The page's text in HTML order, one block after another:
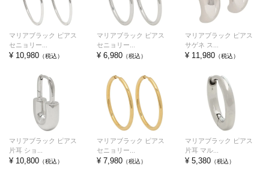
マリアブラック ピアス
セニョリー...
¥ 10,980 （税込）
マリアブラック ピアス
セニョリー...
¥ 6,980 （税込）
マリアブラック ピアス
サゲネ ス...
¥ 11,980（税込）
マリアブラック ピアス
片耳 ショ...
¥ 10,800 （税込）
マリアブラック ピアス
セニョリー...
¥ 7,980 （税込）
マリアブラック ピアス
片耳 マル...
¥ 5,380（税込）